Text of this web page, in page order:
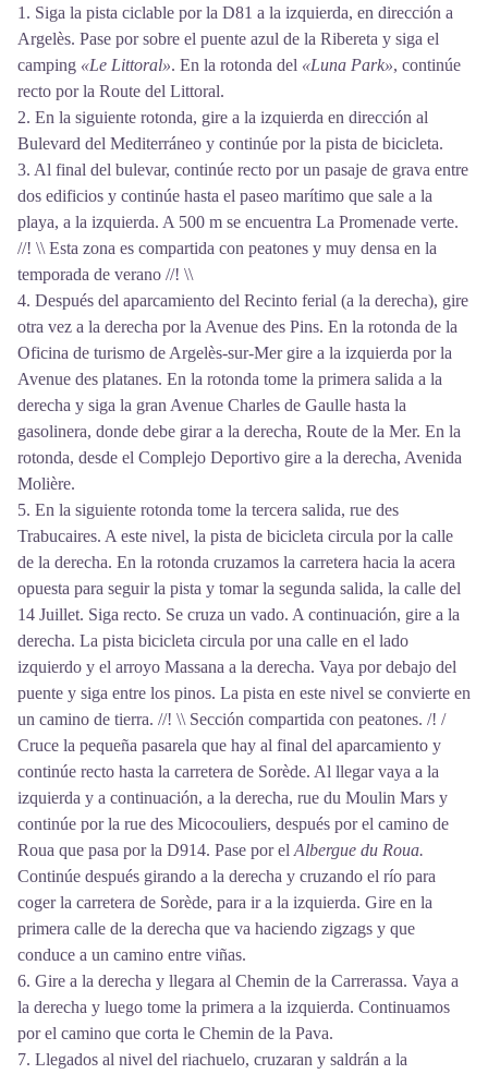
1. Siga la pista ciclable por la D81 a la izquierda, en dirección a
Argelès. Pase por sobre el puente azul de la Ribereta y siga el
camping «Le Littoral». En la rotonda del «Luna Park», continúe
recto por la Route del Littoral.
2. En la siguiente rotonda, gire a la izquierda en dirección al
Bulevard del Mediterráneo y continúe por la pista de bicicleta.
3. Al final del bulevar, continúe recto por un pasaje de grava entre
dos edificios y continúe hasta el paseo marítimo que sale a la
playa, a la izquierda. A 500 m se encuentra La Promenade verte.
//! \\ Esta zona es compartida con peatones y muy densa en la
temporada de verano //! \\
4. Después del aparcamiento del Recinto ferial (a la derecha), gire
otra vez a la derecha por la Avenue des Pins. En la rotonda de la
Oficina de turismo de Argelès-sur-Mer gire a la izquierda por la
Avenue des platanes. En la rotonda tome la primera salida a la
derecha y siga la gran Avenue Charles de Gaulle hasta la
gasolinera, donde debe girar a la derecha, Route de la Mer. En la
rotonda, desde el Complejo Deportivo gire a la derecha, Avenida
Molière.
5. En la siguiente rotonda tome la tercera salida, rue des
Trabucaires. A este nivel, la pista de bicicleta circula por la calle
de la derecha. En la rotonda cruzamos la carretera hacia la acera
opuesta para seguir la pista y tomar la segunda salida, la calle del
14 Juillet. Siga recto. Se cruza un vado. A continuación, gire a la
derecha. La pista bicicleta circula por una calle en el lado
izquierdo y el arroyo Massana a la derecha. Vaya por debajo del
puente y siga entre los pinos. La pista en este nivel se convierte en
un camino de tierra. //! \\ Sección compartida con peatones. /! /
Cruce la pequeña pasarela que hay al final del aparcamiento y
continúe recto hasta la carretera de Sorède. Al llegar vaya a la
izquierda y a continuación, a la derecha, rue du Moulin Mars y
continúe por la rue des Micocouliers, después por el camino de
Roua que pasa por la D914. Pase por el Albergue du Roua.
Continúe después girando a la derecha y cruzando el río para
coger la carretera de Sorède, para ir a la izquierda. Gire en la
primera calle de la derecha que va haciendo zigzags y que
conduce a un camino entre viñas.
6. Gire a la derecha y llegara al Chemin de la Carrerassa. Vaya a
la derecha y luego tome la primera a la izquierda. Continuamos
por el camino que corta le Chemin de la Pava.
7. Llegados al nivel del riachuelo, cruzaran y saldrán a la